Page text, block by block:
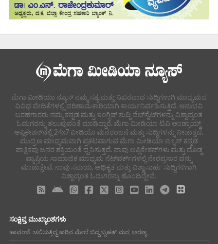
ಮೆಗಾ ಮೀಡಿಯಾ ನ್ಯೂಸ್ ನಮ್ಮ ಸತ್ಯ ಮತ್ತು ನಿಖರವಾದ ಸುದ್ದಿಗಳಾಗಿ ಮಾಧ್ಯಮದ
ವಿವಿಧ ವೇದಿಕೆಗಳಲ್ಲಿ ಪರಿಣಾಮಕಾರಿಯಾಗಿ ಕಾರ್ಯನಿರ್ವಹಿಸುತ್ತಿದೆ. ಅನುಭವಿ
ಬರಹಗಾರರು ನಮ್ಮ ಕನ್ನಡ ಮತ್ತು ಇಂಗ್ಲಿಷ್ ಸುದ್ದಿ ವೆಬ್‌ಸೈಟ್‌ಗಳನ್ನು ವಿಶ್ವಾದ್ಯಂತ
ಓದುಗರನ್ನು ತಲುಪುವಂತೆ ಮಾಡಿದ್ದಾರೆ. ಮೆಗಾ ಮೀಡಿಯಾ ಟಿವಿ ಆಂಡ್ರಾಯ್ಡ್
ಅಪ್ಲಿಕೇಶನ್‌ನಲ್ಲಿ 24x7 ವೀಡಿಯೊ ಮನರಂಜನೆ ಮತ್ತು ಸುದ್ದಿಗಳನ್ನು ನೀಡುತ್ತದೆ.
ಮುದ್ರಣ ಮಾಧ್ಯಮವಾಗಿ ಪ್ರಕಟವಾಗುವ ಮೆಗಾ ಮೀಡಿಯಾ ನ್ಯೂಸ್ ಕನ್ನಡ
ಪಾಕ್ಷಿಕವು ಜನರ ಶಕ್ತಿಯಂತೆ ಧ್ವನಿಸುತ್ತದೆ. ನಾವು ಅಪ್ಲಿಕೇಶನ್‌ಗಳು ಮತ್ತು ದೊಡ್ಡ
ವ್ಯಾಪ್ತಿಯ ಸಾಮಾಜಿಕ ಮಾಧ್ಯಮ ನೆಟ್‌ವರ್ಕ್‌ಗಳಲ್ಲಿ ನೇರಪ್ರಸಾರ ವನ್ನು
ಮಾಡುತ್ತೇವೆ. ನಾವು ಸಮಯ, ಅಧಿಕೃತ ಮತ್ತು ವಿಶ್ವಾಸಾರ್ಹ ಸುದ್ದಿಗಳಿಗಾಗಿ
ವಿಶ್ವಾದ್ಯಂತ ಓದುಗರನ್ನು ಹೊಂದಿದ್ದೇವೆ.
ಸಂಕ್ಷಿಪ್ತ ಮುಖ್ಯಾಂಶಗಳು
ಹಾವಂಜೆ: ಚಲಿಸುತ್ತಿದ್ದ ಕಾರಿನ ಮೇಲೆ ಬಿದ್ದ ಬೃಹತ್ ಮರ; ಅರಣ್ಯ...